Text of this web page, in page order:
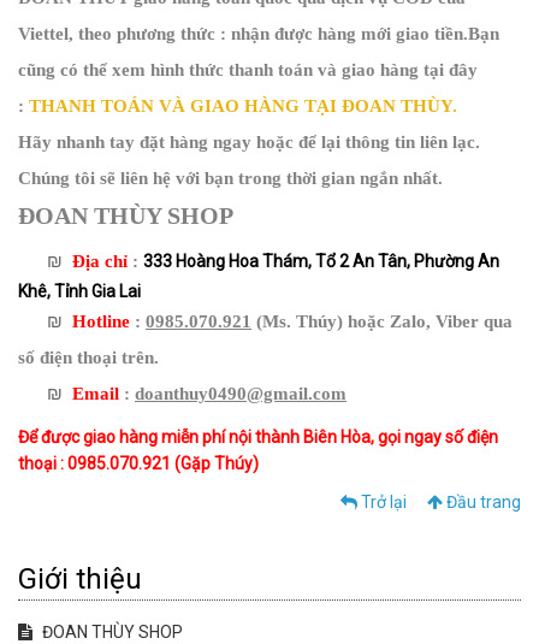
Viettel, theo phương thức : nhận được hàng mới giao tiền.Bạn
cũng có thể xem hình thức thanh toán và giao hàng tại đây
: THANH TOÁN VÀ GIAO HÀNG TẠI ĐOAN THÙY.
Hãy nhanh tay đặt hàng ngay hoặc để lại thông tin liên lạc.
Chúng tôi sẽ liên hệ với bạn trong thời gian ngắn nhất.
ĐOAN THÙY SHOP
₪ Địa chỉ : 333 Hoàng Hoa Thám, Tổ 2 An Tân, Phường An
Khê, Tỉnh Gia Lai
₪ Hotline : 0985.070.921 (Ms. Thúy) hoặc Zalo, Viber qua
số điện thoại trên.
₪ Email : doanthuy0490@gmail.com
Để được giao hàng miễn phí nội thành Biên Hòa, gọi ngay số điện
thoại : 0985.070.921 (Gặp Thúy)
Trở lại
Đầu trang
Giới thiệu
ĐOAN THÙY SHOP